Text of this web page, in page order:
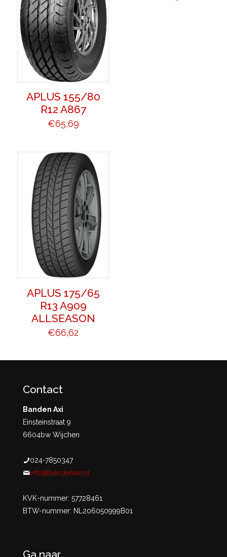
APLUS 155/80
R12 A867
€65,69
APLUS 175/65
R13 A909
ALLSEASON
€66,62
Contact
Banden Axi
Einsteinstraat 9
6604bw Wijchen
024-7850347
info@bandenaxi.nl
KVK-nummer: 57728461
BTW-nummer: NL206050999B01
Ga naar…